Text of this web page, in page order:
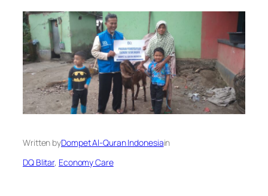
Written byDompet Al-Quran Indonesiain
DQ Blitar, Economy Care